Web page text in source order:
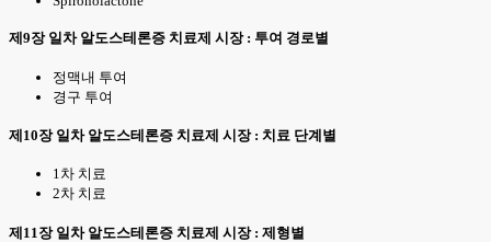
제9장 일차 알도스테론증 치료제 시장 : 투여 경로별
정맥내 투여
경구 투여
제10장 일차 알도스테론증 치료제 시장 : 치료 단계별
1차 치료
2차 치료
제11장 일차 알도스테론증 치료제 시장 : 제형별